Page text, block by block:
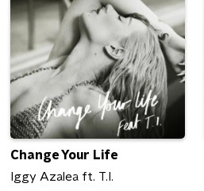
Change Your Life
Iggy Azalea ft. T.I.